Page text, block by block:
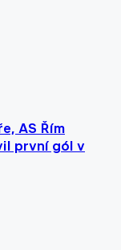
AS Řím
první gól v